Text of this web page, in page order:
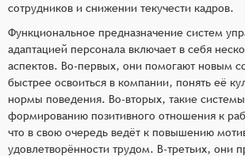
сотрудников и снижении текучести кадров.
Функциональное предназначение систем
адаптацией персонала включает в себя
аспектов. Во-первых, они помогают новым
быстрее освоиться в компании, понять её
нормы поведения. Во-вторых, такие
формированию позитивного отношения к
что в свою очередь ведёт к повышению
удовлетворённости трудом. В-третьих, они